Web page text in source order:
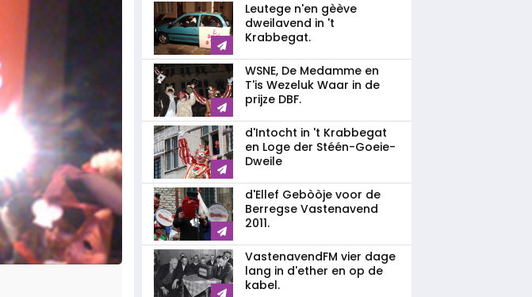
Leutege n'en gèève
dweilavend in 't
Krabbegat.
WSNE, De Medamme en
T'is Wezeluk Waar in de
prijze DBF.
d'Intocht in 't Krabbegat
en Loge der Stéén-Goeie-
Dweile
d'Ellef Gebòòje voor de
Berregse Vastenavend
2011.
VastenavendFM vier dage
lang in d'ether en op de
kabel.